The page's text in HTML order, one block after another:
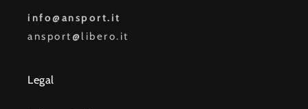
info@ansport.it
ansport@libero.it
Legal